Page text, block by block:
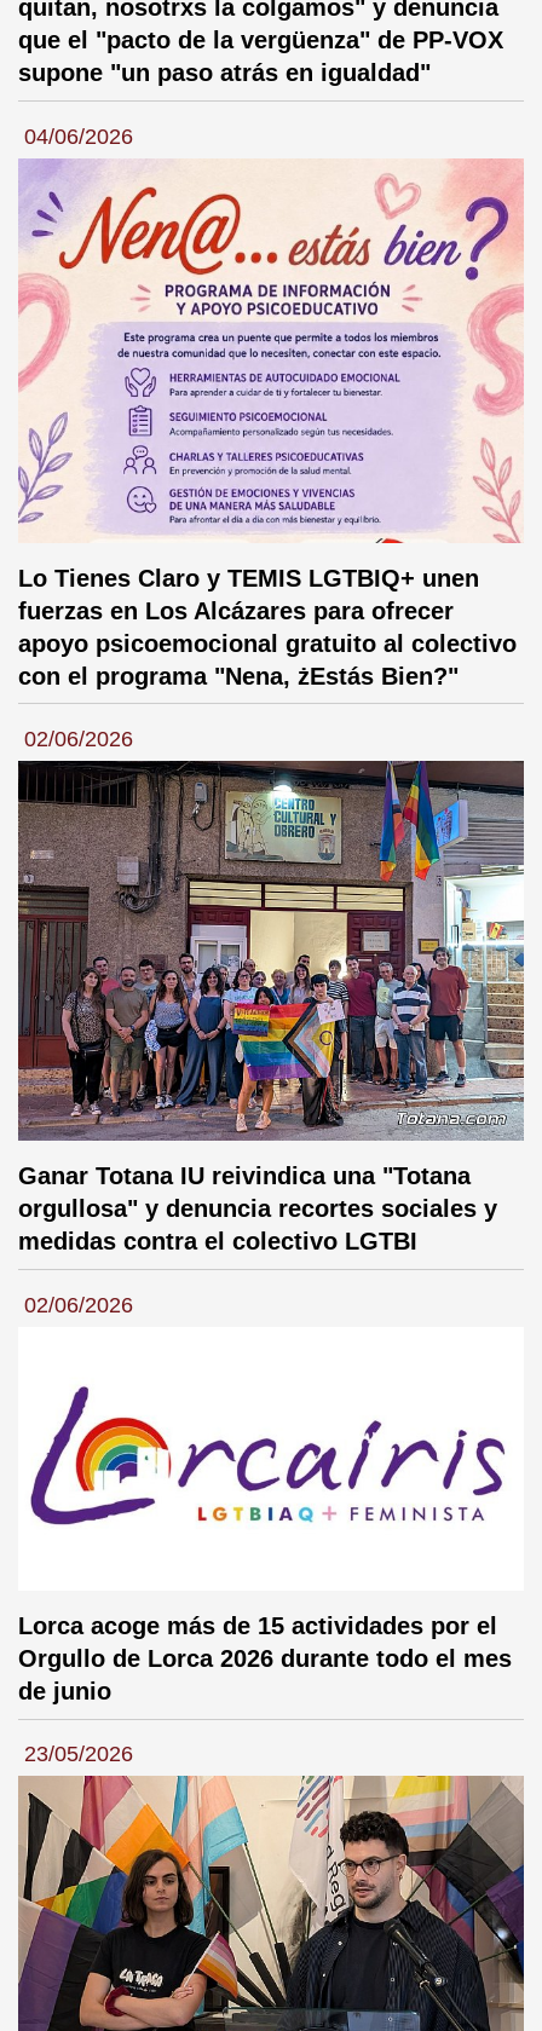
quitan, nosotrxs la colgamos" y denuncia
que el "pacto de la vergüenza" de PP-VOX
supone "un paso atrás en igualdad"
04/06/2026
Lo Tienes Claro y TEMIS LGTBIQ+ unen
fuerzas en Los Alcázares para ofrecer
apoyo psicoemocional gratuito al colectivo
con el programa "Nena, żEstás Bien?"
02/06/2026
Ganar Totana IU reivindica una "Totana
orgullosa" y denuncia recortes sociales y
medidas contra el colectivo LGTBI
02/06/2026
Lorca acoge más de 15 actividades por el
Orgullo de Lorca 2026 durante todo el mes
de junio
23/05/2026